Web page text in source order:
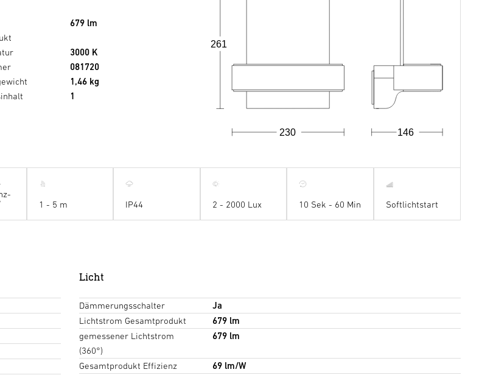
679 lm
3000 K
081720
1,46 kg
1
230 146
261
1 - 5 m IP44 2 - 2000 Lux 10 Sek - 60 Min Softlichtstart
Licht
Dämmerungsschalter
Ja
Lichtstrom Gesamtprodukt
679 lm
gemessener Lichtstrom
(360°)
679 lm
Gesamtprodukt Effizienz
69 lm/W